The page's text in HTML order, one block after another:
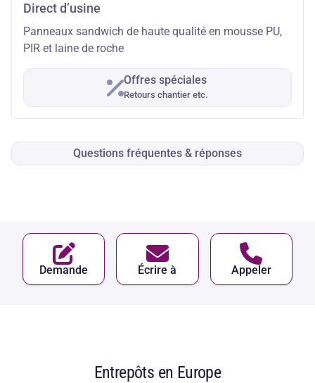
Questions fréquentes & réponses
Direct d’usine
Panneaux sandwich de haute qualité en mousse PU,
PIR et laine de roche
Offres spéciales
Retours chantier etc.
Demande Écrire à Appeler
Entrepôts en Europe